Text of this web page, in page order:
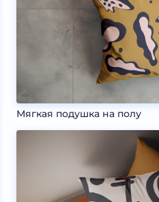
Мягкая подушка на полу